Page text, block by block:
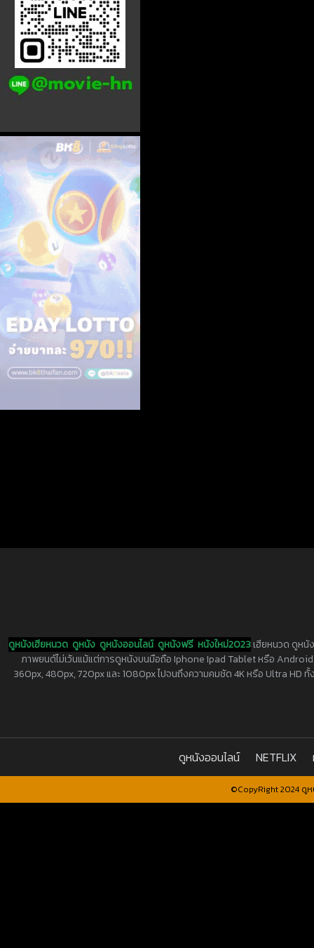
ดูหนังเฮียหนวด ดูหนัง ดูหนังออนไลน์ ดูหนังฟรี หนังใหม่2023เฮียหนวด ดูหนั
ภาพยนต์ไม่เว้นแม้แต่การดูหนังบนมือถือ Iphone Ipad Tablet หรือ
360px, 480px, 720px และ 1080px ไปจนถึงความคมชัด 4K หรือ Ultra HD
ดูหนังออนไลน์ NETFLIX
©CopyRight 2024 ดู